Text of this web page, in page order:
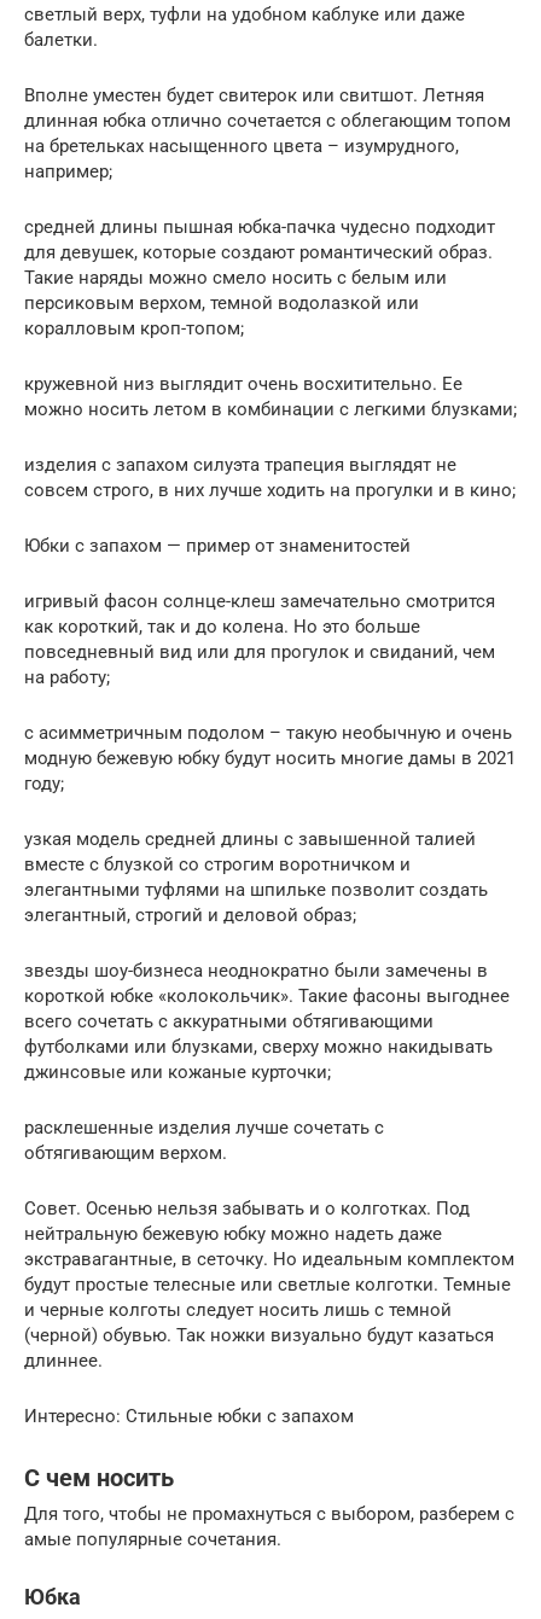
светлый верх, туфли на удобном каблуке или даже
балетки.
Вполне уместен будет свитерок или свитшот. Летняя
длинная юбка отлично сочетается с облегающим топом
на бретельках насыщенного цвета – изумрудного,
например;
средней длины пышная юбка-пачка чудесно подходит
для девушек, которые создают романтический образ.
Такие наряды можно смело носить с белым или
персиковым верхом, темной водолазкой или
коралловым кроп-топом;
кружевной низ выглядит очень восхитительно. Ее
можно носить летом в комбинации с легкими блузками;
изделия с запахом силуэта трапеция выглядят не
совсем строго, в них лучше ходить на прогулки и в кино;
Юбки с запахом — пример от знаменитостей
игривый фасон солнце-клеш замечательно смотрится
как короткий, так и до колена. Но это больше
повседневный вид или для прогулок и свиданий, чем
на работу;
с асимметричным подолом – такую необычную и очень
модную бежевую юбку будут носить многие дамы в 2021
году;
узкая модель средней длины с завышенной талией
вместе с блузкой со строгим воротничком и
элегантными туфлями на шпильке позволит создать
элегантный, строгий и деловой образ;
звезды шоу-бизнеса неоднократно были замечены в
короткой юбке «колокольчик». Такие фасоны выгоднее
всего сочетать с аккуратными обтягивающими
футболками или блузками, сверху можно накидывать
джинсовые или кожаные курточки;
расклешенные изделия лучше сочетать с
обтягивающим верхом.
Совет. Осенью нельзя забывать и о колготках. Под
нейтральную бежевую юбку можно надеть даже
экстравагантные, в сеточку. Но идеальным комплектом
будут простые телесные или светлые колготки. Темные
и черные колготы следует носить лишь с темной
(черной) обувью. Так ножки визуально будут казаться
длиннее.
Интересно: Стильные юбки с запахом
С чем носить
Для того, чтобы не промахнуться с выбором, разберем с
амые популярные сочетания.
Юбка